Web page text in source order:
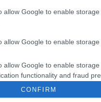
allow Google to enable
allow Google to enable
allow Google to enable
functionality and fraud
CONFIRM